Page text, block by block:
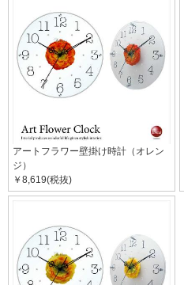
アートフラワー壁掛け時計（オレン
ジ）
￥8,619(税抜)